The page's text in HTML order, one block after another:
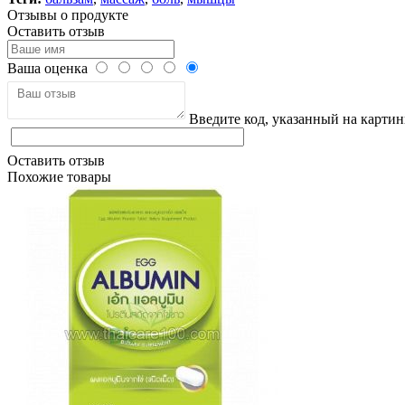
Отзывы о продукте
Оставить отзыв
Ваша оценка
Введите код, указанный на
Оставить отзыв
Похожие товары